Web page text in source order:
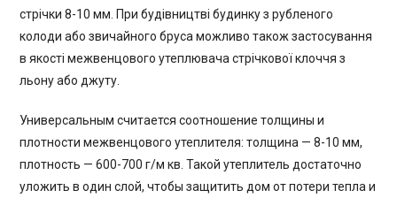
стрічки 8-10 мм. При будівництві будинку з рубленого
колоди або звичайного бруса можливо також застосування
в якості межвенцового утеплювача стрічкової клоччя з
льону або джуту.
Универсальным считается соотношение толщины и
плотности межвенцового утеплителя: толщина — 8-10 мм,
плотность — 600-700 г/м кв. Такой утеплитель достаточно
уложить в один слой, чтобы защитить дом от потери тепла и